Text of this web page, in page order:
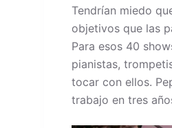
Tendrían miedo
objetivos que las
Para esos 40
pianistas,
tocar con ellos.
trabajo en tres